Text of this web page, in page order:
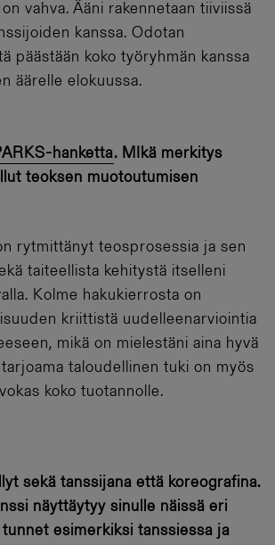
vahva. Ääni rakennetaan tiiviissä
kanssa. Odotan
päästään koko työryhmän kanssa
äärelle elokuussa.
hanketta. MIkä merkitys
teoksen muotoutumisen
rytmittänyt teosprosessia ja sen
taiteellista kehitystä itselleni
Kolme hakukierrosta on
kriittistä uudelleenarviointia
mikä on mielestäni aina hyvä
taloudellinen tuki on myös
koko tuotannolle.
sekä tanssijana että koreografina.
näyttäytyy sinulle näissä eri
esimerkiksi tanssiessa ja